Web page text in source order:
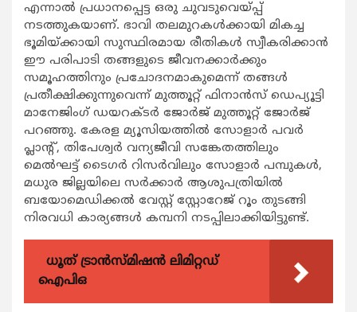
എന്നാല്‍ പ്രധാനപ്പെട്ട ഒരു ചുവടുവെയ്പ്പ്
നടത്തുകയാണ്. ഭാവി തലമുറകള്‍ക്കായി മികച്ച
ഭൂമിയ്ക്കായി സുസ്ഥിരമായ രീതികള്‍ സ്വീകരിക്കാന്‍
ഈ പരിപാടി തങ്ങളുടെ ജീവനക്കാര്‍ക്കും
സമൂഹത്തിനും പ്രചോദനമാകുമെന്ന് തങ്ങള്‍
പ്രതീക്ഷിക്കുന്നുവെന്ന് മുത്തൂറ്റ് ഫിനാന്‍സ് ഡെപ്യൂട്ടി
മാനേജിംഗ് ഡയറക്ടര്‍ ജോര്‍ജ് മുത്തൂറ്റ് ജോര്‍ജ്
പറഞ്ഞു. കേരള മ്യൂസിയത്തില്‍ സോളാര്‍ പവര്‍
പ്ലാന്‍റ്, തിപേശ്വര്‍ വന്യജീവി സങ്കേതത്തിലും
മെല്‍ഘട്ട് ടൈഗര്‍ റിസര്‍വിലും സോളാര്‍ പമ്പുകള്‍,
മധുര ജില്ലയിലെ സര്‍ക്കാര്‍ ആശുപത്രിയില്‍
ബയോമെഡിക്കല്‍ വേസ്റ്റ് സ്റ്റോറേജ് റൂം തുടങ്ങി
നിരവധി കാര്യങ്ങള്‍ കമ്പനി നടപ്പിലാക്കിയിട്ടുണ്ട്.
ധൂത് ട്രാൻസ്മിഷൻ ലിമിറ്റഡ്
ഐപിഒ